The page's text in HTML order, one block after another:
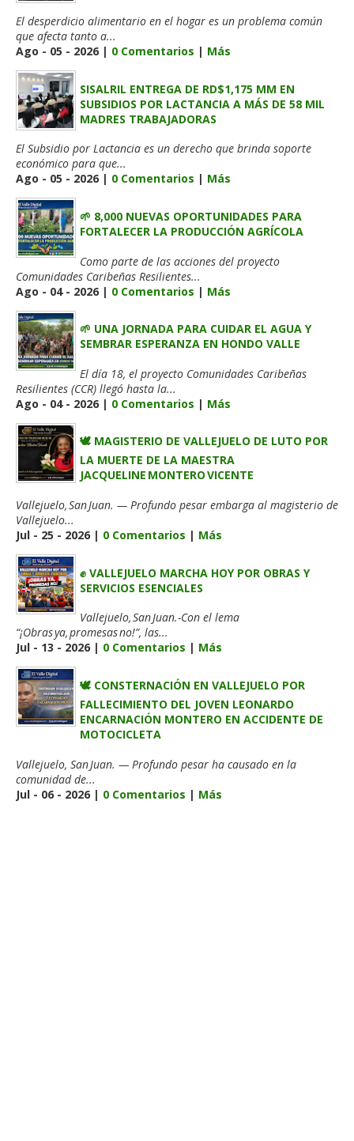
El desperdicio alimentario en el hogar es un problema común
que afecta tanto a...
Ago - 05 - 2026 | 0 Comentarios | Más
SISALRIL ENTREGA DE RD$1,175 MM EN
SUBSIDIOS POR LACTANCIA A MÁS DE 58 MIL
MADRES TRABAJADORAS
El Subsidio por Lactancia es un derecho que brinda soporte
económico para que...
Ago - 05 - 2026 | 0 Comentarios | Más
🌱 8,000 NUEVAS OPORTUNIDADES PARA
FORTALECER LA PRODUCCIÓN AGRÍCOLA
Como parte de las acciones del proyecto
Comunidades Caribeñas Resilientes...
Ago - 04 - 2026 | 0 Comentarios | Más
🌱 UNA JORNADA PARA CUIDAR EL AGUA Y
SEMBRAR ESPERANZA EN HONDO VALLE
El día 18, el proyecto Comunidades Caribeñas
Resilientes (CCR) llegó hasta la...
Ago - 04 - 2026 | 0 Comentarios | Más
🕊️ MAGISTERIO DE VALLEJUELO DE LUTO POR
LA MUERTE DE LA MAESTRA
JACQUELINE MONTERO VICENTE
Vallejuelo, San Juan. — Profundo pesar embarga al magisterio de
Vallejuelo...
Jul - 25 - 2026 | 0 Comentarios | Más
✊ VALLEJUELO MARCHA HOY POR OBRAS Y
SERVICIOS ESENCIALES
Vallejuelo, San Juan.-Con el lema
“¡Obras ya, promesas no!”, las...
Jul - 13 - 2026 | 0 Comentarios | Más
🕊️ CONSTERNACIÓN EN VALLEJUELO POR
FALLECIMIENTO DEL JOVEN LEONARDO
ENCARNACIÓN MONTERO EN ACCIDENTE DE
MOTOCICLETA
Vallejuelo, San Juan. — Profundo pesar ha causado en la
comunidad de...
Jul - 06 - 2026 | 0 Comentarios | Más